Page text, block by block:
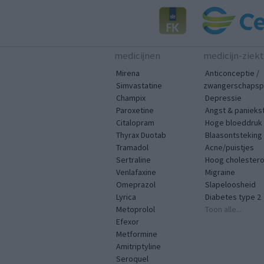
medicijnen
Mirena
Simvastatine
Champix
Paroxetine
Citalopram
Thyrax Duotab
Tramadol
Sertraline
Venlafaxine
Omeprazol
Lyrica
Metoprolol
Efexor
Metformine
Amitriptyline
Seroquel
medicijn-
Anticonceptie /
Depressie
Angst &
Hoge bloeddruk
Blaasontsteking
Acne/puistjes
Hoog
Migraine
Slapeloosheid
Diabetes type 2
Toon alle...